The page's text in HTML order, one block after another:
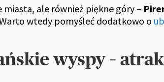
ale również piękne góry –
wtedy pomyśleć dodatkowo o
wyspy –